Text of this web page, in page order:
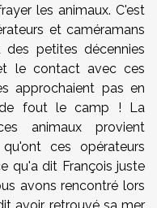
les animaux. C'est
et caméramans
petites décennies
le contact avec ces
approchaient pas en
fout le camp ! La
animaux provient
ces opérateurs
qu'a dit François juste
avons rencontré lors